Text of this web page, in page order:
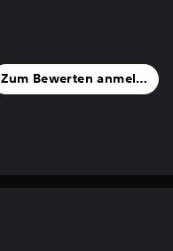
Zum Bewerten anmelden